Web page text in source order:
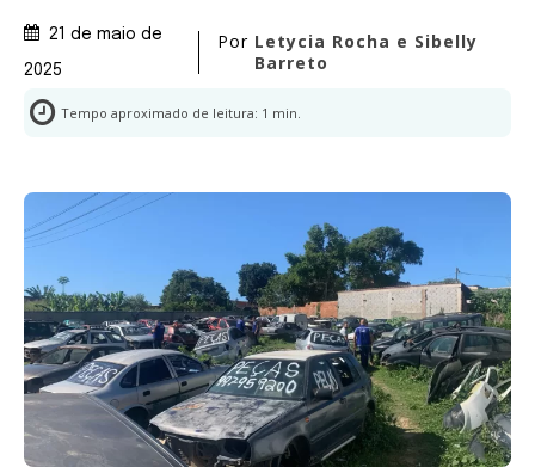
21 de maio de
2025
Por Letycia Rocha e Sibelly
Barreto
Tempo aproximado de leitura: 1 min.